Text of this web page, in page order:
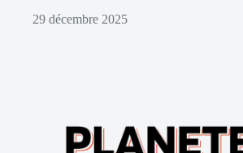
29 décembre 2025